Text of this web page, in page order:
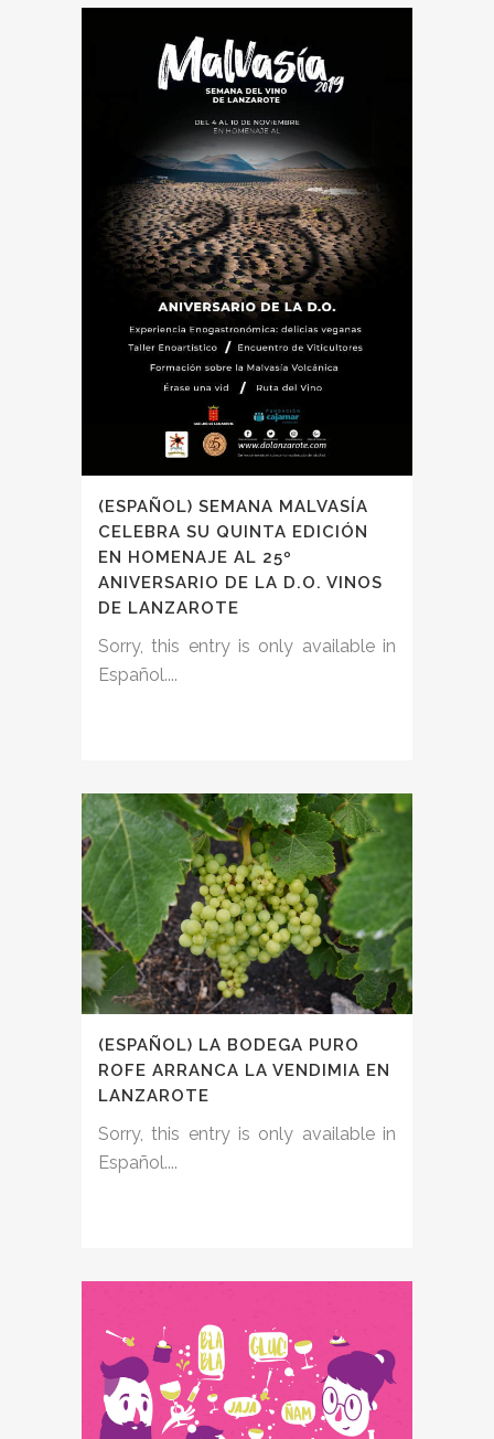
(ESPAÑOL) SEMANA MALVASÍA
CELEBRA SU QUINTA EDICIÓN
EN HOMENAJE AL 25º
ANIVERSARIO DE LA D.O. VINOS
DE LANZAROTE
Sorry, this entry is only available in
Español....
(ESPAÑOL) LA BODEGA PURO
ROFE ARRANCA LA VENDIMIA EN
LANZAROTE
Sorry, this entry is only available in
Español....